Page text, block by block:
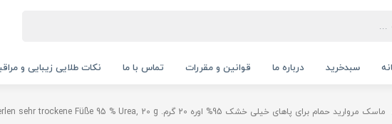
سبدخرید درباره ما قوانین و مقررات تماس با ما نکات طلایی زیبایی و
ماسک مروارید حمام برای پاهای خیلی خشک 95% اوره 20 گرم. Fußbadeperlen sehr trockene Füße 95 % Urea, 20 g